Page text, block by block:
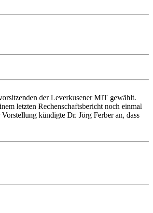
der Leverkusener MIT gewählt.
letzten Rechenschaftsbericht noch einmal
kündigte Dr. Jörg Ferber an, dass